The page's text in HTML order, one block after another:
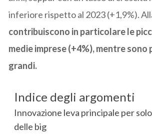
inferiore rispetto al 2023 (+1,9%).
contribuiscono in particolare le
medie imprese (+4%), mentre sono
grandi.
Indice degli argomenti
Innovazione leva principale per
delle big